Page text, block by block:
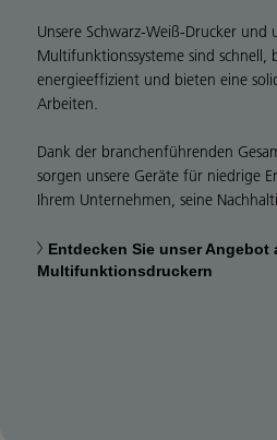
Unsere Schwarz-Weiß-Drucker und
Multifunktionssysteme sind schnell,
energieeffizient und bieten eine
Arbeiten.
Dank der branchenführenden
sorgen unsere Geräte für niedrige
Ihrem Unternehmen, seine
Entdecken Sie unser Angebot
Multifunktionsdruckern